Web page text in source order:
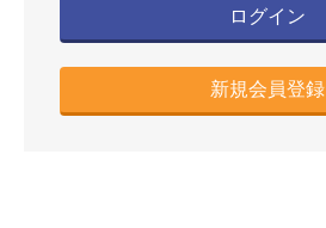
ログイン
新規会員登録